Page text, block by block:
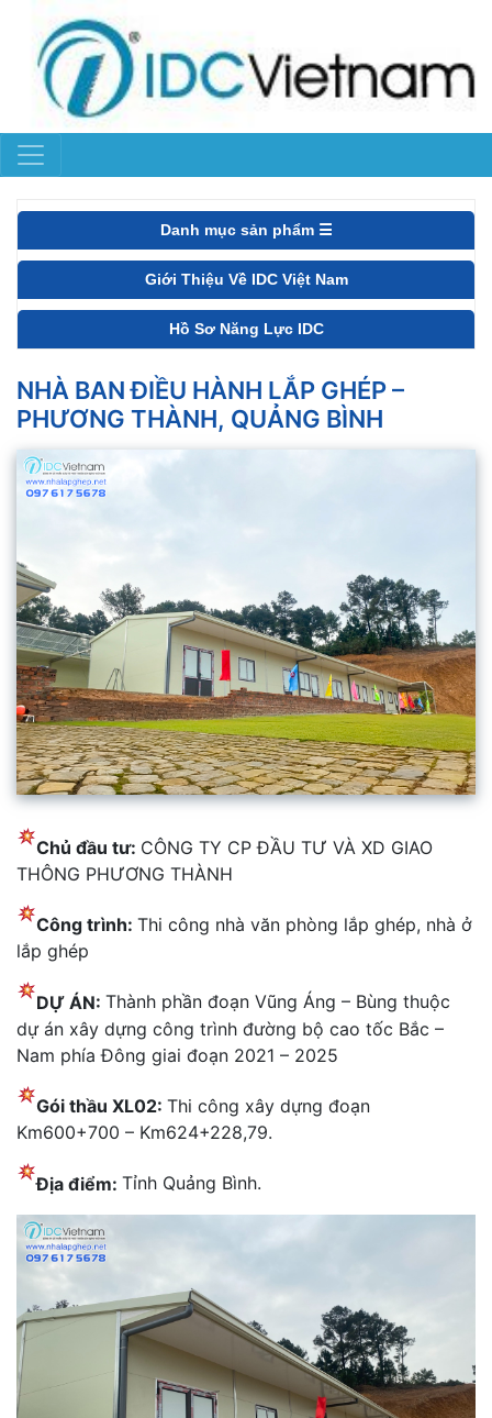
Danh mục sản phẩm ☰
Giới Thiệu Về IDC Việt Nam
Hồ Sơ Năng Lực IDC
NHÀ BAN ĐIỀU HÀNH LẮP GHÉP –
PHƯƠNG THÀNH, QUẢNG BÌNH
Chủ đầu tư: CÔNG TY CP ĐẦU TƯ VÀ XD GIAO
THÔNG PHƯƠNG THÀNH
Công trình:Thi công nhà văn phòng lắp ghép, nhà ở
lắp ghép
DỰ ÁN:Thành phần đoạn Vũng Áng – Bùng thuộc
dự án xây dựng công trình đường bộ cao tốc Bắc –
Nam phía Đông giai đoạn 2021 – 2025
Gói thầu XL02:Thi công xây dựng đoạn
Km600+700 – Km624+228,79.
Địa điểm:Tỉnh Quảng Bình.